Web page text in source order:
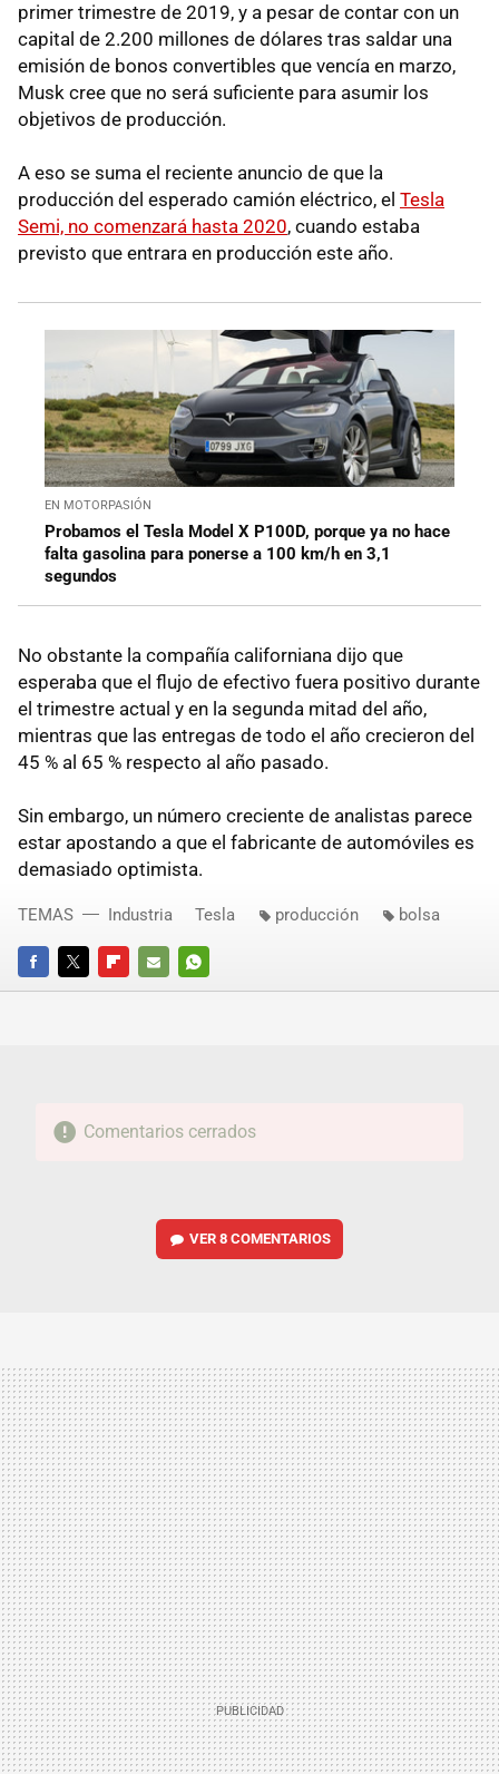
primer trimestre de 2019, y a pesar de contar con un
capital de 2.200 millones de dólares tras saldar una
emisión de bonos convertibles que vencía en marzo,
Musk cree que no será suficiente para asumir los
objetivos de producción.
A eso se suma el reciente anuncio de que la
producción del esperado camión eléctrico, el Tesla
Semi, no comenzará hasta 2020, cuando estaba
previsto que entrara en producción este año.
EN MOTORPASIÓN
Probamos el Tesla Model X P100D, porque ya no hace
falta gasolina para ponerse a 100 km/h en 3,1
segundos
No obstante la compañía californiana dijo que
esperaba que el flujo de efectivo fuera positivo durante
el trimestre actual y en la segunda mitad del año,
mientras que las entregas de todo el año crecieron del
45 % al ​​65 % respecto al año pasado.
Sin embargo, un número creciente de analistas parece
estar apostando a que el fabricante de automóviles es
demasiado optimista.
FACEBOOKTWITTERFLIPBOARD
E-
WHATSAPP
TEMAS Industria Tesla producción bolsa
Comentarios cerrados
VER8 COMENTARIOS